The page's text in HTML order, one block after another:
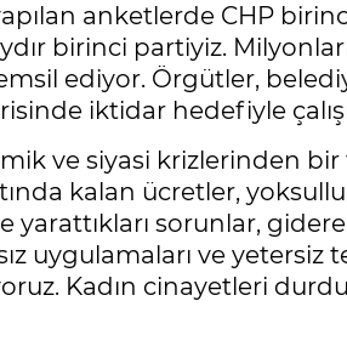
anketlerde CHP
birinci partiyiz.
ediyor. Örgütler,
iktidar hedefiyle
ve siyasi krizlerinden bir
kalan ücretler,
sorunlar,
uygulamaları ve
Kadın cinayetleri